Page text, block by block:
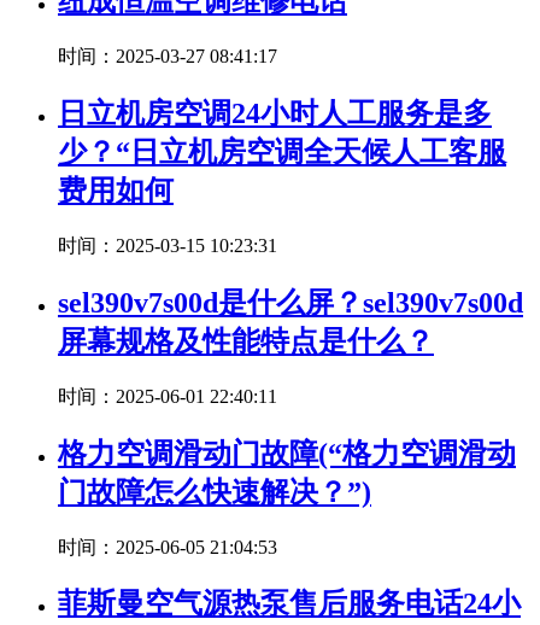
时间：2025-03-27 08:41:17
日立机房空调24小时人工服务是多
少？“日立机房空调全天候人工客服
费用如何
时间：2025-03-15 10:23:31
sel390v7s00d是什么屏？sel390v7s00d
屏幕规格及性能特点是什么？
时间：2025-06-01 22:40:11
格力空调滑动门故障(“格力空调滑动
门故障怎么快速解决？”)
时间：2025-06-05 21:04:53
菲斯曼空气源热泵售后服务电话24小